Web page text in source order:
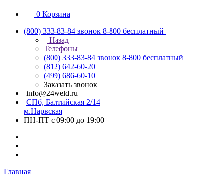
0 Корзина
(800) 333-83-84 звонок 8-800 бесплатный
Назад
Телефоны
(800) 333-83-84 звонок 8-800 бесплатный
(812) 642-60-20
(499) 686-60-10
Заказать звонок
info@24weld.ru
СПб, Балтийская 2/14
м.Нарвская
ПН-ПТ с 09:00 до 19:00
Главная